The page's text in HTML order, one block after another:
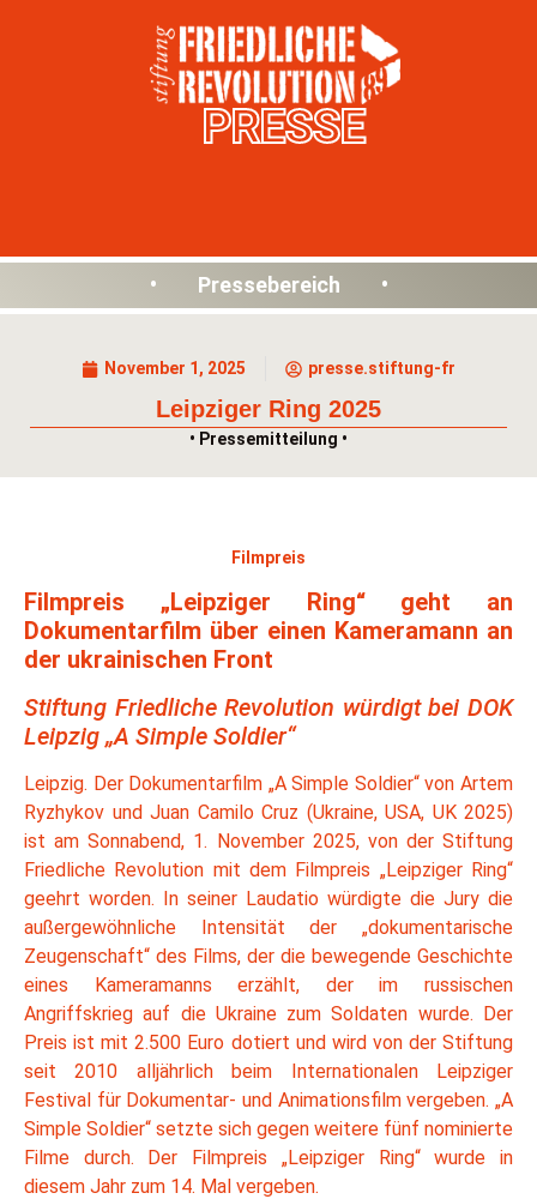
PRESSE
• Pressebereich •
November 1, 2025 presse.stiftung-fr
Leipziger Ring 2025
• Pressemitteilung •
Filmpreis
Filmpreis „Leipziger Ring“ geht an
Dokumentarfilm über einen Kameramann an
der ukrainischen Front
Stiftung Friedliche Revolution würdigt bei DOK
Leipzig „A Simple Soldier“
Leipzig. Der Dokumentarfilm „A Simple Soldier“ von Artem
Ryzhykov und Juan Camilo Cruz (Ukraine, USA, UK 2025)
ist am Sonnabend, 1. November 2025, von der Stiftung
Friedliche Revolution mit dem Filmpreis „Leipziger Ring“
geehrt worden. In seiner Laudatio würdigte die Jury die
außergewöhnliche Intensität der „dokumentarische
Zeugenschaft“ des Films, der die bewegende Geschichte
eines Kameramanns erzählt, der im russischen
Angriffskrieg auf die Ukraine zum Soldaten wurde. Der
Preis ist mit 2.500 Euro dotiert und wird von der Stiftung
seit 2010 alljährlich beim Internationalen Leipziger
Festival für Dokumentar- und Animationsfilm vergeben. „A
Simple Soldier“ setzte sich gegen weitere fünf nominierte
Filme durch. Der Filmpreis „Leipziger Ring“ wurde in
diesem Jahr zum 14. Mal vergeben.